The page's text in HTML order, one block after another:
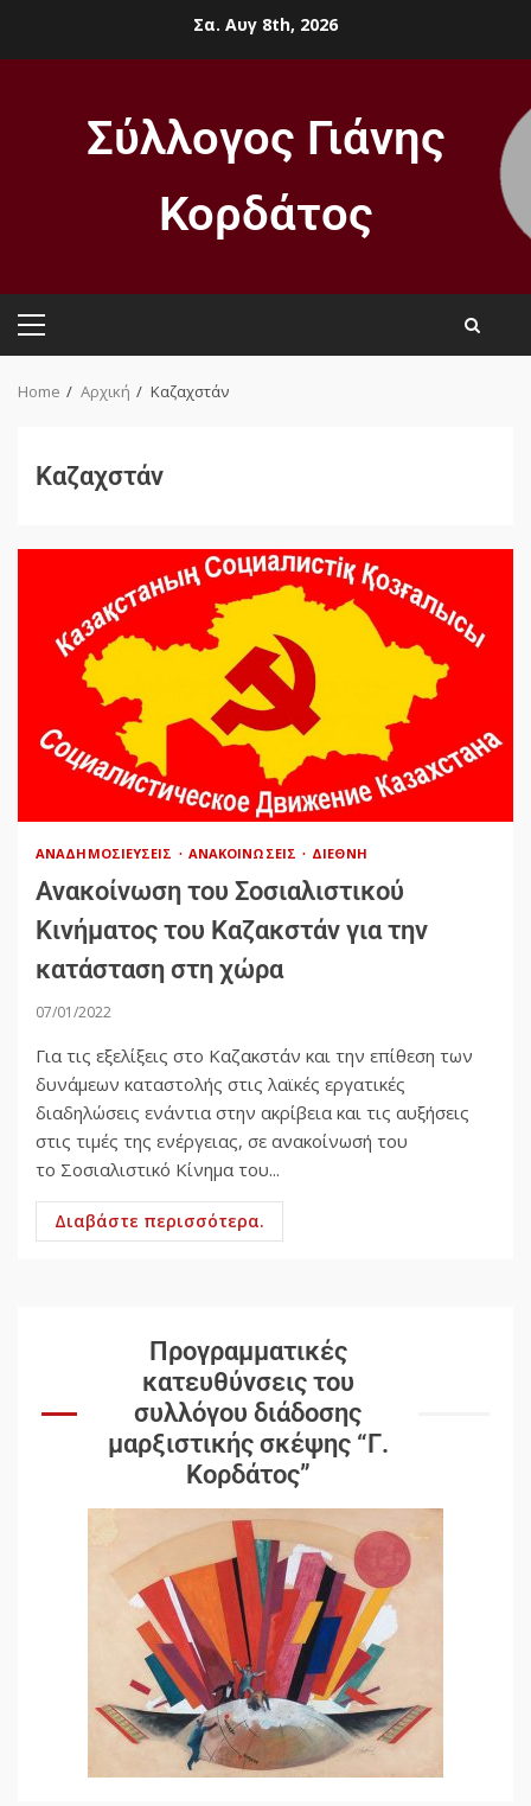
Σα. Αυγ 8th, 2026
Σύλλογος Γιάνης
Κορδάτος
Home Αρχική Καζαχστάν
Καζαχστάν
ΑΝΑΔΗΜΟΣΙΕΎΣΕΙΣ ΑΝΑΚΟΙΝΏΣΕΙΣ ΔΙΕΘΝΉ
Ανακοίνωση του Σοσιαλιστικού
Κινήματος του Καζακστάν για την
κατάσταση στη χώρα
07/01/2022
Για τις εξελίξεις στο Καζακστάν και την επίθεση των
δυνάμεων καταστολής στις λαϊκές εργατικές
διαδηλώσεις ενάντια στην ακρίβεια και τις αυξήσεις
στις τιμές της ενέργειας, σε ανακοίνωσή του
το Σοσιαλιστικό Κίνημα του...
Διαβάστε περισσότερα.
Προγραμματικές
κατευθύνσεις του
συλλόγου διάδοσης
μαρξιστικής σκέψης “Γ.
Κορδάτος”